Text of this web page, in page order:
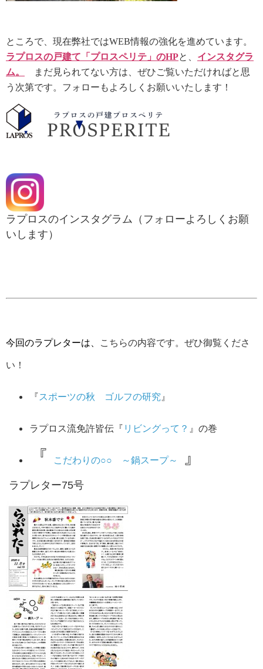
ところで、現在弊社ではWEB情報の強化を進めています。
ラプロスの戸建て「プロスペリテ」のHPと、 インスタグラ
ム。
まだ見られてない方は、ぜひご覧いただければと思
う次第です。フォローもよろしくお願いいたします！
ラプロスのインスタグラム（フォローよろしくお願
いします）
今回のラプレターは、 こちらの内容です。ぜひ御覧くださ
い！
『スポーツの秋 ゴルフの研究 』
ラプロス流免許皆伝 『 リビングって？ 』の巻
『 こだわりの○○ ～鍋スープ～ 』
ラプレター75号